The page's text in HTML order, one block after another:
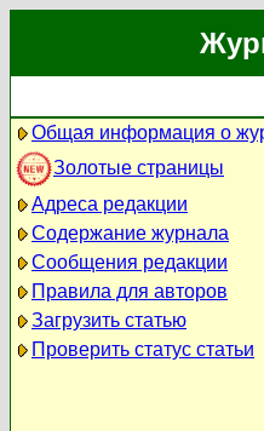
Общая информация о
Золотые страницы
Адреса редакции
Содержание журнала
Сообщения редакции
Правила для авторов
Загрузить статью
Проверить статус статьи